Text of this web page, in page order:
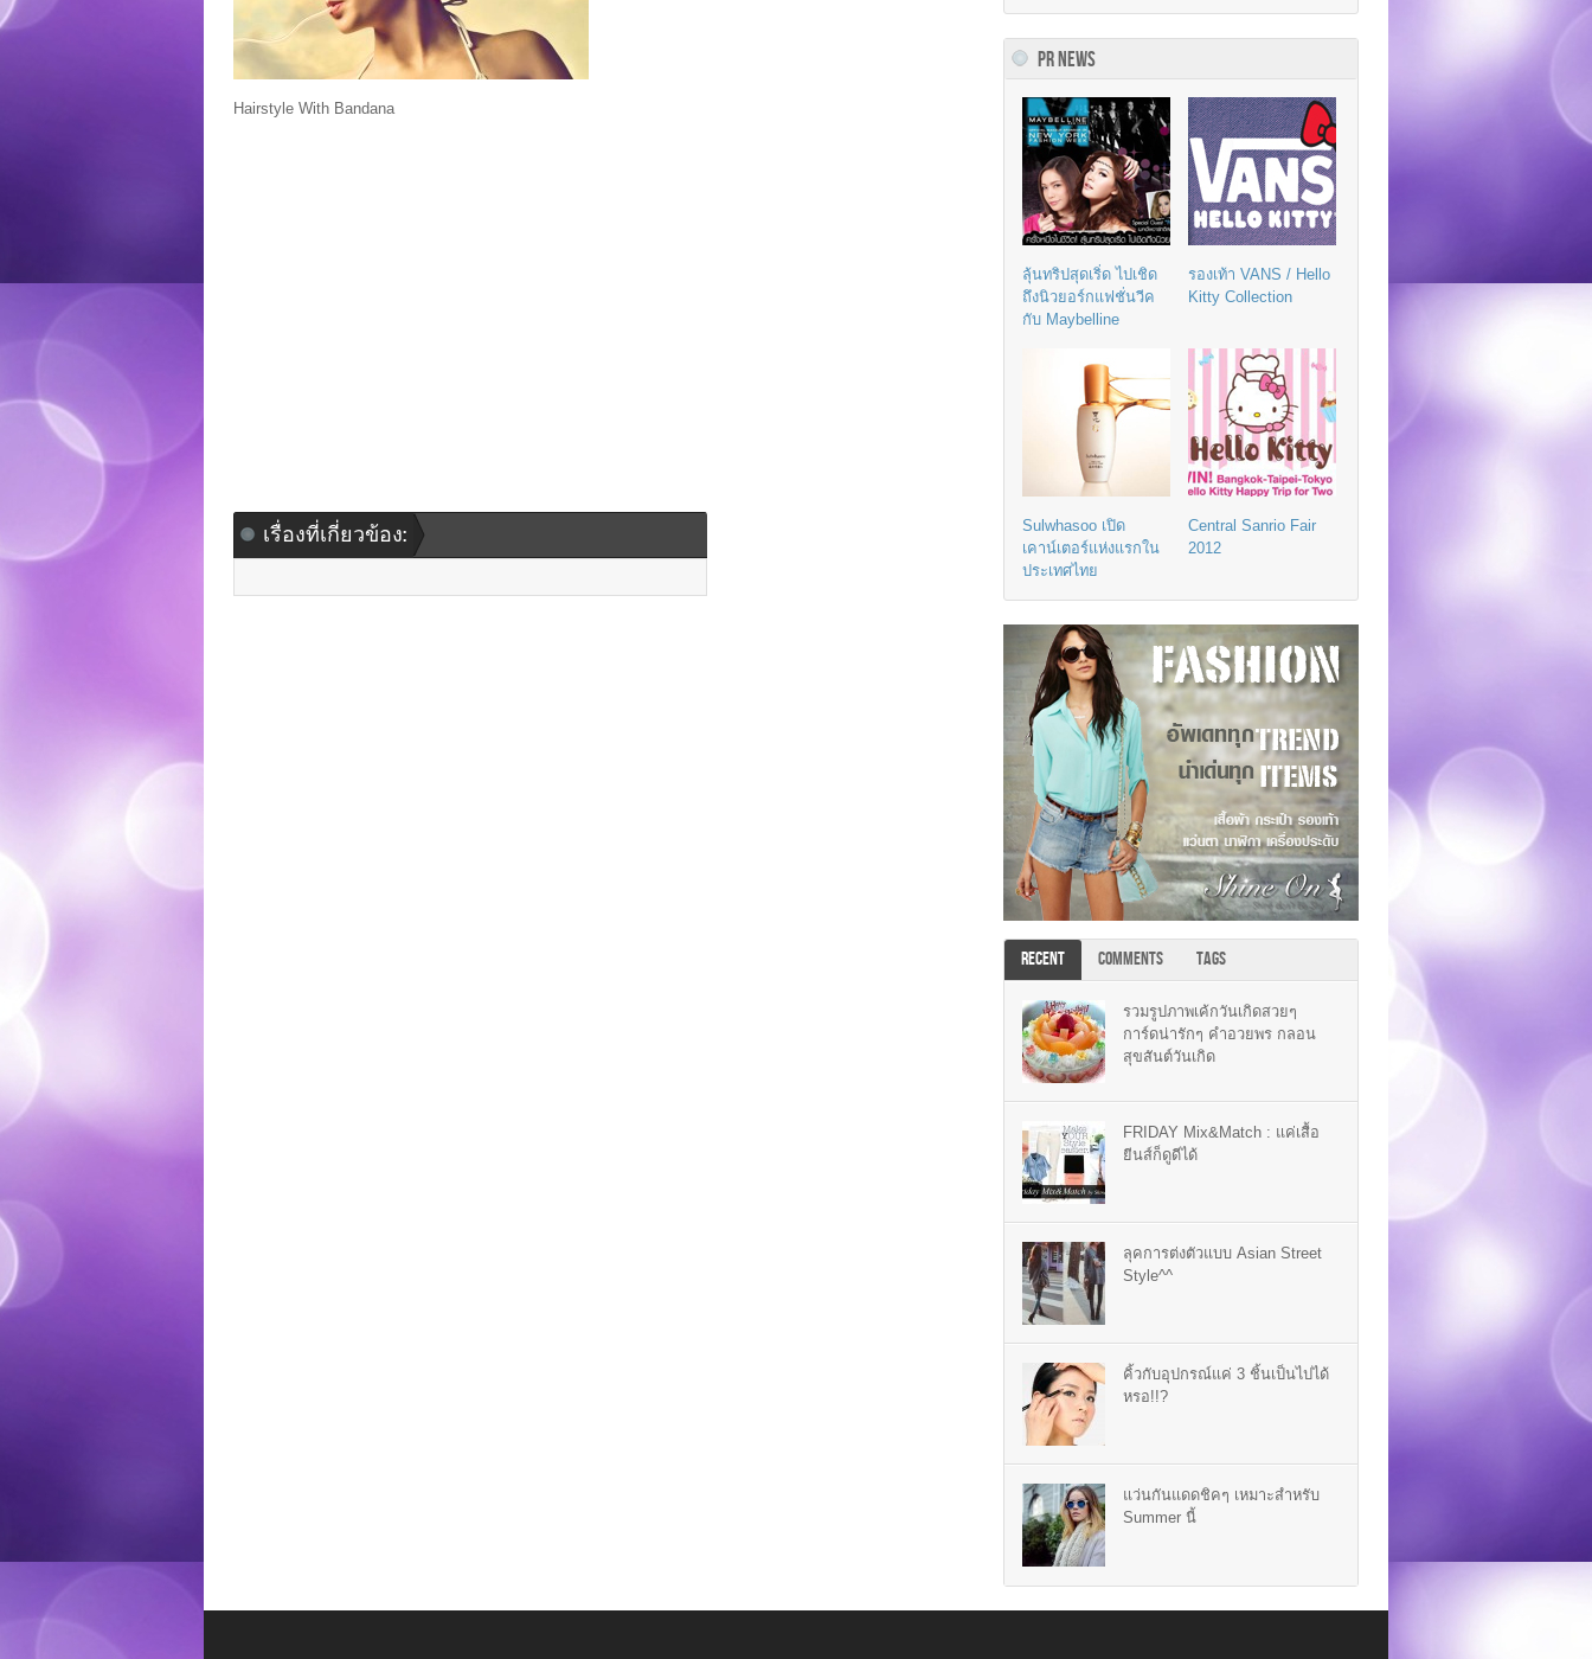
Hairstyle With Bandana
เรื่องที่เกี่ยวข้อง:
PR NEWS
ลุ้นทริปสุดเริ่ด ไปเชิด
ถึงนิวยอร์กแฟชั่นวีค
กับ Maybelline
รองเท้า VANS / Hello
Kitty Collection
Sulwhasoo เปิด
เคาน์เตอร์แห่งแรกใน
ประเทศไทย
Central Sanrio Fair
2012
RECENT COMMENTS TAGS
รวมรูปภาพเค้กวันเกิดสวยๆ
การ์ดน่ารักๆ คำอวยพร กลอน
สุขสันต์วันเกิด
FRIDAY Mix&Match : แค่เสื้อ
ยีนส์ก็ดูดีได้
ลุคการต่งตัวแบบ Asian Street
Style^^
คิ้วกับอุปกรณ์แค่ 3 ชิ้นเป็นไปได้
หรอ!!?
แว่นกันแดดชิคๆ เหมาะสำหรับ
Summer นี้